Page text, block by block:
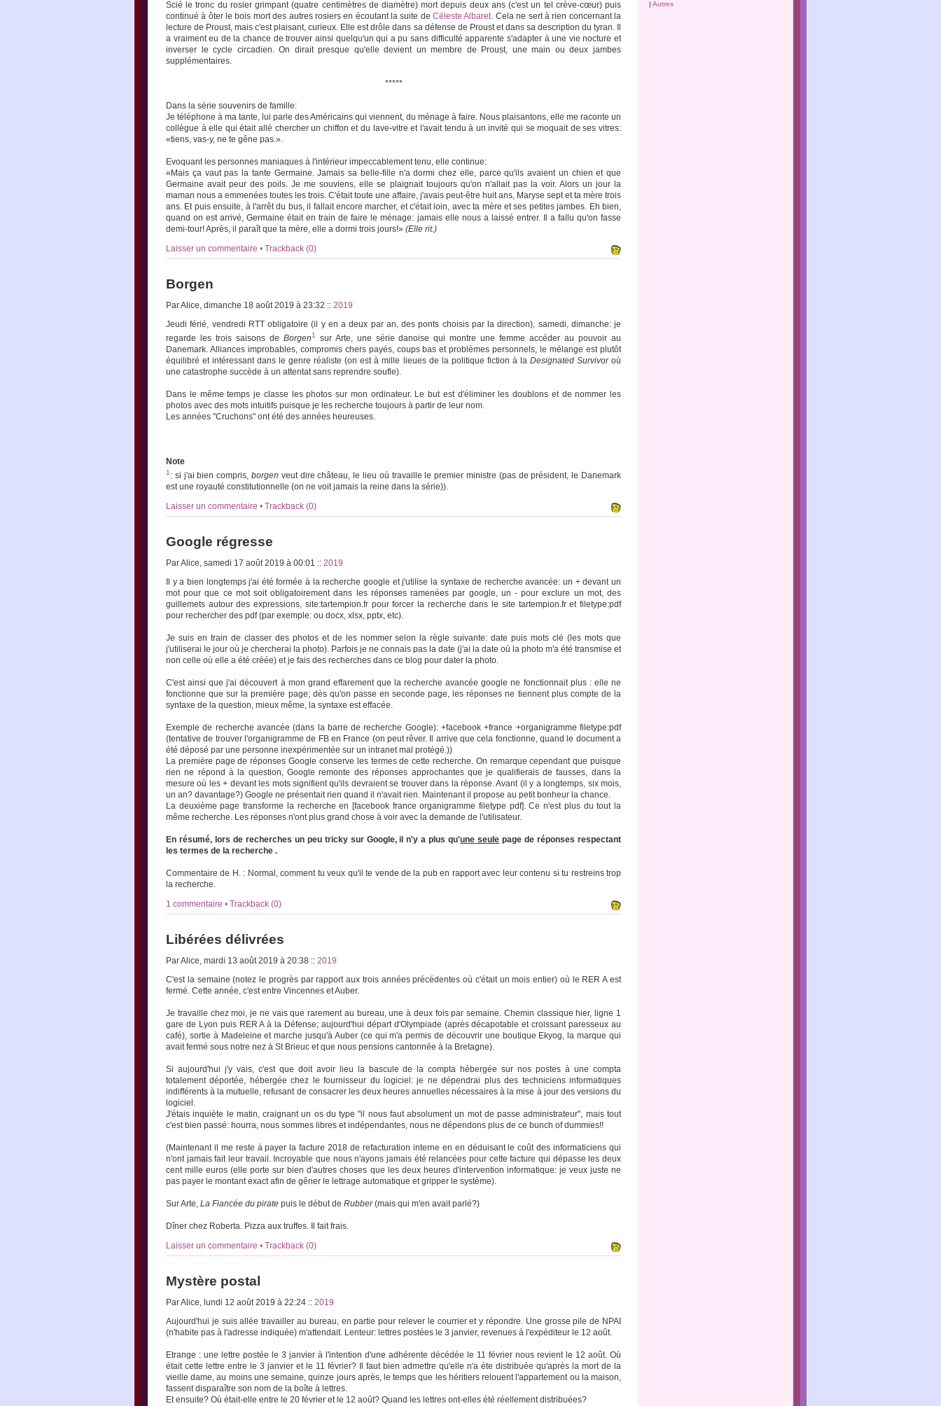
Scié le tronc du rosier grimpant (quatre centimètres de diamètre) mort depuis deux ans (c'est un tel crève-cœur) puis
continué à ôter le bois mort des autres rosiers en écoutant la suite deCéleste Albaret. Cela ne sert à rien concernant la
lecture de Proust, mais c'est plaisant, curieux. Elle est drôle dans sa défense de Proust et dans sa description du tyran. Il
a vraiment eu de la chance de trouver ainsi quelqu'un qui a pu sans difficulté apparente s'adapter à une vie nocture et
inverser le cycle circadien. On dirait presque qu'elle devient un membre de Proust, une main ou deux jambes
supplémentaires.
*****
Dans la série souvenirs de famille:
Je téléphone à ma tante, lui parle des Américains qui viennent, du ménage à faire. Nous plaisantons, elle me raconte un
collègue à elle qui était allé chercher un chiffon et du lave-vitre et l'avait tendu à un invité qui se moquait de ses vitres:
«tiens, vas-y, ne te gêne pas.».
Evoquant les personnes maniaques à l'intérieur impeccablement tenu, elle continue:
«Mais ça vaut pas la tante Germaine. Jamais sa belle-fille n'a dormi chez elle, parce qu'ils avaient un chien et que
Germaine avait peur des poils. Je me souviens, elle se plaignait toujours qu'on n'allait pas la voir. Alors un jour la
maman nous a emmenées toutes les trois. C'était toute une affaire, j'avais peut-être huit ans, Maryse sept et ta mère trois
ans. Et puis ensuite, à l'arrêt du bus, il fallait encore marcher, et c'était loin, avec ta mère et ses petites jambes. Eh bien,
quand on est arrivé, Germaine était en train de faire le ménage: jamais elle nous a laissé entrer. Il a fallu qu'on fasse
demi-tour! Après, il paraît que ta mère, elle a dormi trois jours!» (Elle rit.)
Laisser un commentaire • Trackback (0)
Borgen
Par Alice, dimanche 18 août 2019 à 23:32 :: 2019
Jeudi férié, vendredi RTT obligatoire (il y en a deux par an, des ponts choisis par la direction), samedi, dimanche: je
regarde les trois saisons de Borgen1
sur Arte, une série danoise qui montre une femme accéder au pouvoir au
Danemark. Alliances improbables, compromis chers payés, coups bas et problèmes personnels, le mélange est plutôt
équilibré et intéressant dans le genre réaliste (on est à mille lieues de la politique fiction à la Designated Survivoroù
une catastrophe succède à un attentat sans reprendre soufle).
Dans le même temps je classe les photos sur mon ordinateur. Le but est d'éliminer les doublons et de nommer les
photos avec des mots intuitifs puisque je les recherche toujours à partir de leur nom.
Les années "Cruchons" ont été des années heureuses.
Note
1 : si j'ai bien compris, borgen veut dire château, le lieu où travaille le premier ministre (pas de président, le Danemark
est une royauté constitutionnelle (on ne voit jamais la reine dans la série)).
Laisser un commentaire • Trackback (0)
Google régresse
Par Alice, samedi 17 août 2019 à 00:01 :: 2019
Il y a bien longtemps j'ai été formée à la recherche google et j'utilise la syntaxe de recherche avancée: un + devant un
mot pour que ce mot soit obligatoirement dans les réponses ramenées par google, un - pour exclure un mot, des
guillemets autour des expressions, site:tartempion.fr pour forcer la recherche dans le site tartempion.fr et filetype:pdf
pour rechercher des pdf (par exemple: ou docx, xlsx, pptx, etc).
Je suis en train de classer des photos et de les nommer selon la règle suivante: date puis mots clé (les mots que
j'utiliserai le jour où je chercherai la photo). Parfois je ne connais pas la date (j'ai la date où la photo m'a été transmise et
non celle où elle a été créée) et je fais des recherches dans ce blog pour dater la photo.
C'est ainsi que j'ai découvert à mon grand effarement que la recherche avancée google ne fonctionnait plus : elle ne
fonctionne que sur la première page; dès qu'on passe en seconde page, les réponses ne tiennent plus compte de la
syntaxe de la question, mieux même, la syntaxe est effacée.
Exemple de recherche avancée (dans la barre de recherche Google): +facebook +france +organigramme filetype:pdf
(tentative de trouver l'organigramme de FB en France (on peut rêver. Il arrive que cela fonctionne, quand le document a
été déposé par une personne inexpérimentée sur un intranet mal protégé.))
La première page de réponses Google conserve les termes de cette recherche. On remarque cependant que puisque
rien ne répond à la question, Google remonte des réponses approchantes que je qualifierais de fausses, dans la
mesure où les + devant les mots signifient qu'ils devraient se trouver dans la réponse. Avant (il y a longtemps, six mois,
un an? davantage?) Google ne présentait rien quand il n'avait rien. Maintenant il propose au petit bonheur la chance.
La deuxième page transforme la recherche en [facebook france organigramme filetype pdf]. Ce n'est plus du tout la
même recherche. Les réponses n'ont plus grand chose à voir avec la demande de l'utilisateur.
En résumé, lors de recherches un peu tricky sur Google, il n'y a plus qu'une seule page de réponses respectant
les termes de la recherche .
Commentaire de H. : Normal, comment tu veux qu'il te vende de la pub en rapport avec leur contenu si tu restreins trop
la recherche.
1 commentaire • Trackback (0)
Libérées délivrées
Par Alice, mardi 13 août 2019 à 20:38 :: 2019
C'est la semaine (notez le progrès par rapport aux trois années précédentes où c'était un mois entier) où le RER A est
fermé. Cette année, c'est entre Vincennes et Auber.
Je travaille chez moi, je ne vais que rarement au bureau, une à deux fois par semaine. Chemin classique hier, ligne 1
gare de Lyon puis RER A à la Défense; aujourd'hui départ d'Olympiade (après décapotable et croissant paresseux au
café), sortie à Madeleine et marche jusqu'à Auber (ce qui m'a permis de découvrir une boutique Ekyog, la marque qui
avait fermé sous notre nez à St Brieuc et que nous pensions cantonnée à la Bretagne).
Si aujourd'hui j'y vais, c'est que doit avoir lieu la bascule de la compta hébergée sur nos postes à une compta
totalement déportée, hébergée chez le fournisseur du logiciel: je ne dépendrai plus des techniciens informatiques
indifférents à la mutuelle, refusant de consacrer les deux heures annuelles nécessaires à la mise à jour des versions du
logiciel.
J'étais inquiète le matin, craignant un os du type "il nous faut absolument un mot de passe administrateur", mais tout
c'est bien passé: hourra, nous sommes libres et indépendantes, nous ne dépendons plus de ce bunch of dummies!!
(Maintenant il me reste à payer la facture 2018 de refacturation interne en en déduisant le coût des informaticiens qui
n'ont jamais fait leur travail. Incroyable que nous n'ayons jamais été relancées pour cette facture qui dépasse les deux
cent mille euros (elle porte sur bien d'autres choses que les deux heures d'intervention informatique: je veux juste ne
pas payer le montant exact afin de gêner le lettrage automatique et gripper le système).
Sur Arte, La Fiancée du pirate puis le début de Rubber(mais qui m'en avait parlé?)
Dîner chez Roberta. Pizza aux truffes. Il fait frais.
Laisser un commentaire • Trackback (0)
Mystère postal
Par Alice, lundi 12 août 2019 à 22:24 :: 2019
Aujourd'hui je suis allée travailler au bureau, en partie pour relever le courrier et y répondre. Une grosse pile de NPAI
(n'habite pas à l'adresse indiquée) m'attendait. Lenteur: lettres postées le 3 janvier, revenues à l'expéditeur le 12 août.
Etrange : une lettre postée le 3 janvier à l'intention d'une adhérente décédée le 11 février nous revient le 12 août. Où
était cette lettre entre le 3 janvier et le 11 février? Il faut bien admettre qu'elle n'a éte distribuée qu'après la mort de la
vieille dame, au moins une semaine, quinze jours après, le temps que les héritiers relouent l'appartement ou la maison,
fassent disparaître son nom de la boîte à lettres.
Et ensuite? Où était-elle entre le 20 février et le 12 août? Quand les lettres ont-elles été réellement distribuées?
| Autres